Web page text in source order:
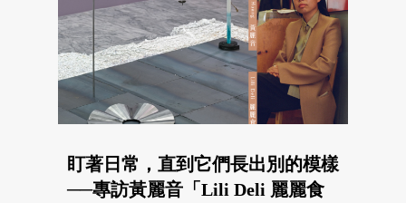
盯著日常，直到它們長出別的模樣
──專訪黃麗音「Lili Deli 麗麗食